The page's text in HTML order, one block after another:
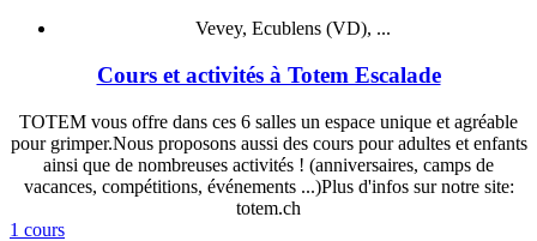
Vevey, Ecublens (VD), ...
Cours et activités à Totem Escalade
TOTEM vous offre dans ces 6 salles un espace unique et agréable
pour grimper.Nous proposons aussi des cours pour adultes et enfants
ainsi que de nombreuses activités ! (anniversaires, camps de
vacances, compétitions, événements ...)Plus d'infos sur notre site:
totem.ch
1 cours